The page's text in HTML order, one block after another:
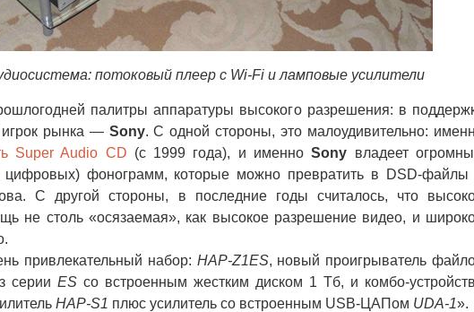
потоковый плеер с Wi-Fi и ламповые усилители
палитры аппаратуры высокого разрешения: в
рынка — Sony. С одной стороны, это малоудивительно:
Super Audio CD (с 1999 года), и именноSony владеет
цифровых) фонограмм, которые можно превратить в DSD-файлы
С другой стороны, в последние годы считалось, что
не столь «осязаемая», как высокое разрешение видео, и
привлекательный набор: HAP-Z1ES, новый проигрыватель
серии ES со встроенным жестким диском 1 Тб, и комбо-
HAP-S1 плюс усилитель со встроенным USB-ЦАПом UDA-1».